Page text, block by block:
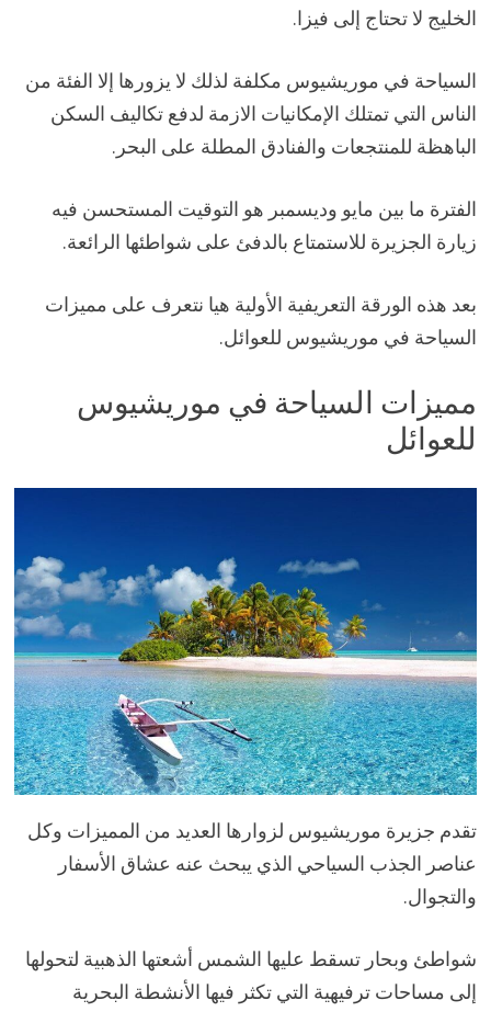
الخليج لا تحتاج إلى فيزا.
السياحة في موريشيوس مكلفة لذلك لا يزورها إلا الفئة من
الناس التي تمتلك الإمكانيات الازمة لدفع تكاليف السكن
الباهظة للمنتجعات والفنادق المطلة على البحر.
الفترة ما بين مايو وديسمبر هو التوقيت المستحسن فيه
زيارة الجزيرة للاستمتاع بالدفئ على شواطئها الرائعة.
بعد هذه الورقة التعريفية الأولية هيا نتعرف على مميزات
السياحة في موريشيوس للعوائل.
مميزات السياحة في موريشيوس
للعوائل
تقدم جزيرة موريشيوس لزوارها العديد من المميزات وكل
عناصر الجذب السياحي الذي يبحث عنه عشاق الأسفار
والتجوال.
شواطئ وبحار تسقط عليها الشمس أشعتها الذهبية لتحولها
إلى مساحات ترفيهية التي تكثر فيها الأنشطة البحرية